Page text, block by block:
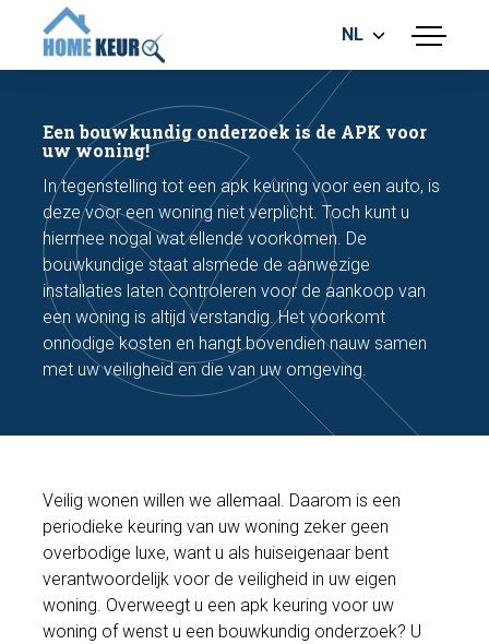
menu
BOUWKUNDIGE KEURING
ENERGIELABEL
MEETRAPPORT
FUNDERINGSRISICO ONDERZOEK
NL
Maak een afspraak
Bel nu
Een bouwkundig onderzoek is de APK voor
uw woning!
In tegenstelling tot een apk keuring voor een auto, is
deze voor een woning niet verplicht. Toch kunt u
hiermee nogal wat ellende voorkomen. De
bouwkundige staat alsmede de aanwezige
installaties laten controleren voor de aankoop van
een woning is altijd verstandig. Het voorkomt
onnodige kosten en hangt bovendien nauw samen
met uw veiligheid en die van uw omgeving.
Veilig wonen willen we allemaal. Daarom is een
periodieke keuring van uw woning zeker geen
overbodige luxe, want u als huiseigenaar bent
verantwoordelijk voor de veiligheid in uw eigen
woning. Overweegt u een apk keuring voor uw
woning of wenst u een bouwkundig onderzoek? U